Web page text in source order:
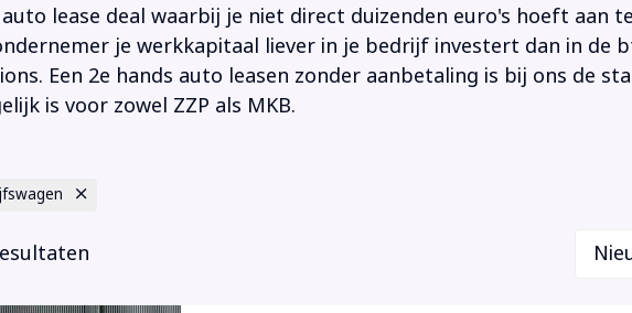
lease deal waarbij je niet direct duizenden euro's hoeft aan
je werkkapitaal liever in je bedrijf investert dan in de
Een 2e hands auto leasen zonder aanbetaling is bij ons de
is voor zowel ZZP als MKB.